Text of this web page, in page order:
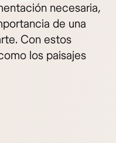
necesaria,
de una
Con estos
los paisajes